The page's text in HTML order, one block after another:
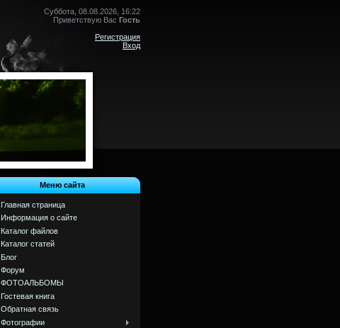
Суббота, 08.08.2026, 16:22
Приветствую Вас Гость
Регистрация
Вход
Меню сайта
Главная страница
Информация о сайте
Каталог файлов
Каталог статей
Блог
Форум
ФОТОАЛЬБОМЫ
Гостевая книга
Обратная связь
Фотографии